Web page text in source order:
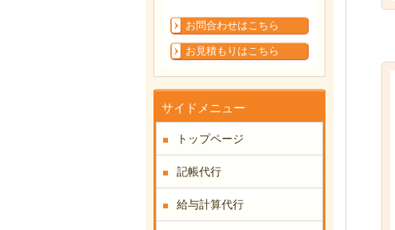
お問合わせはこちら
お見積もりはこちら
サイドメニュー
トップページ
記帳代行
給与計算代行